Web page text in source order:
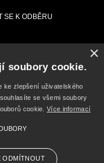
×
soubory cookie.
ke zlepšení uživatelského
se všemi soubory
cookie.Více informací
ODMÍTNOUT